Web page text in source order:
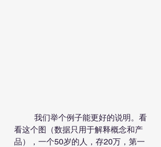
看这个图（数据只用于解释概念和产
品），一个50岁的人，存20万，第一